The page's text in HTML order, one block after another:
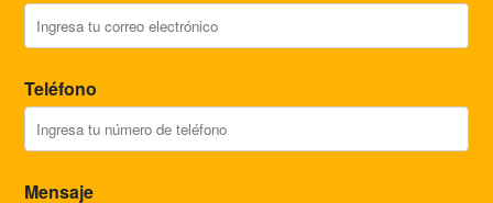
Teléfono
Mensaje